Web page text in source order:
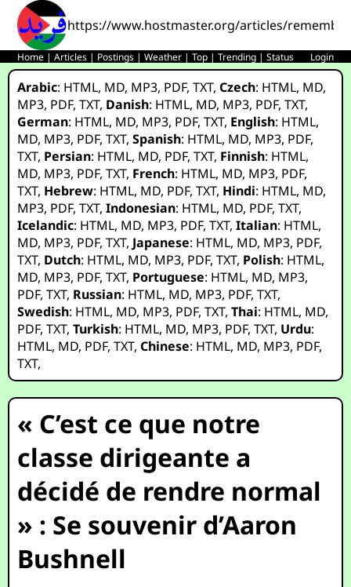
https://www.hostmaster.org/articles/
Home |Articles | Postings |Weather |Top |Trending |Status Login
Arabic: HTML, MD, MP3, PDF,TXT,Czech: HTML, MD,
MP3, PDF,TXT, Danish: HTML, MD, MP3, PDF,TXT,
German: HTML, MD, MP3, PDF,TXT, English: HTML,
MD, MP3, PDF,TXT,Spanish: HTML, MD, MP3, PDF,
TXT, Persian: HTML, MD, PDF,TXT, Finnish: HTML,
MD, MP3, PDF,TXT, French: HTML, MD, MP3, PDF,
TXT, Hebrew: HTML, MD, PDF,TXT, Hindi: HTML, MD,
MP3, PDF,TXT,Indonesian: HTML, MD, PDF,TXT,
Icelandic: HTML, MD, MP3, PDF,TXT,Italian: HTML,
MD, MP3, PDF,TXT, Japanese: HTML, MD, MP3, PDF,
TXT, Dutch: HTML, MD, MP3, PDF,TXT, Polish: HTML,
MD, MP3, PDF,TXT, Portuguese: HTML, MD, MP3,
PDF,TXT, Russian: HTML, MD, MP3, PDF,TXT,
Swedish: HTML, MD, MP3, PDF,TXT,Thai: HTML, MD,
PDF,TXT,Turkish: HTML, MD, MP3, PDF,TXT, Urdu:
HTML, MD, PDF,TXT,Chinese: HTML, MD, MP3, PDF,
TXT,
« C’est ce que notre
classe dirigeante a
décidé de rendre normal
» : Se souvenir d’Aaron
Bushnell